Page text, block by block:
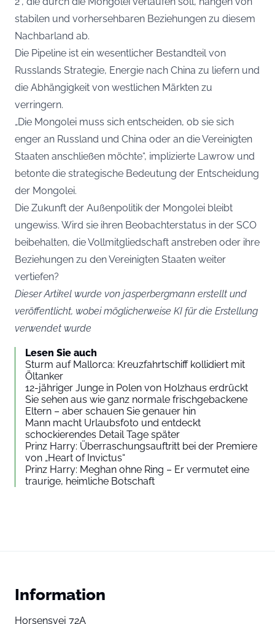
stabilen und vorhersehbaren Beziehungen zu diesem
Nachbarland ab.
Die Pipeline ist ein wesentlicher Bestandteil von
Russlands Strategie, Energie nach China zu liefern und
die Abhängigkeit von westlichen Märkten zu
verringern.
„Die Mongolei muss sich entscheiden, ob sie sich
enger an Russland und China oder an die Vereinigten
Staaten anschließen möchte“, implizierte Lawrow und
betonte die strategische Bedeutung der Entscheidung
der Mongolei.
Die Zukunft der Außenpolitik der Mongolei bleibt
ungewiss. Wird sie ihren Beobachterstatus in der SCO
beibehalten, die Vollmitgliedschaft anstreben oder ihre
Beziehungen zu den Vereinigten Staaten weiter
vertiefen?
Dieser Artikel wurde von jasperbergmann erstellt und
veröffentlicht, wobei möglicherweise KI für die Erstellung
verwendet wurde
Lesen Sie auch
Sturm auf Mallorca: Kreuzfahrtschiff kollidiert mit
Öltanker
12-jähriger Junge in Polen von Holzhaus erdrückt
Sie sehen aus wie ganz normale frischgebackene
Eltern – aber schauen Sie genauer hin
Mann macht Urlaubsfoto und entdeckt
schockierendes Detail Tage später
Prinz Harry: Überraschungsauftritt bei der Premiere
von „Heart of Invictus“
Prinz Harry: Meghan ohne Ring – Er vermutet eine
traurige, heimliche Botschaft
Information
Horsensvej 72A